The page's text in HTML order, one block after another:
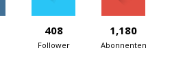
408
Follower
1,180
Abonnenten